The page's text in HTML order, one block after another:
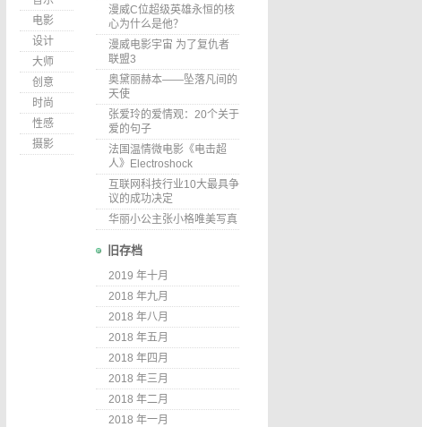
电影
设计
大师
创意
时尚
性感
摄影
漫威C位超级英雄永恒的核
心为什么是他？
漫威电影宇宙 为了复仇者
联盟3
奥黛丽赫本——坠落凡间的
天使
张爱玲的爱情观：20个关于
爱的句子
法国温情微电影《电击超
人》Electroshock
互联网科技行业10大最具争
议的成功决定
华丽小公主张小格唯美写真
旧存档
2019 年十月
2018 年九月
2018 年八月
2018 年五月
2018 年四月
2018 年三月
2018 年二月
2018 年一月